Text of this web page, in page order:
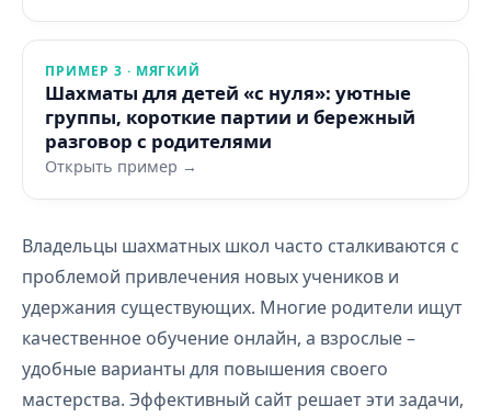
ПРИМЕР 3 · МЯГКИЙ
Шахматы для детей «с нуля»: уютные
группы, короткие партии и бережный
разговор с родителями
Открыть пример →
Владельцы шахматных школ часто сталкиваются с
проблемой привлечения новых учеников и
удержания существующих. Многие родители ищут
качественное обучение онлайн, а взрослые –
удобные варианты для повышения своего
мастерства. Эффективный сайт решает эти задачи,